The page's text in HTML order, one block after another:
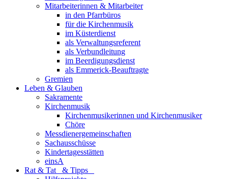
Mitarbeiterinnen & Mitarbeiter
in den Pfarrbüros
für die Kirchenmusik
im Küsterdienst
als Verwaltungsreferent
als Verbundleitung
im Beerdigungsdienst
als Emmerick-Beauftragte
Gremien
Leben & Glauben
Sakramente
Kirchenmusik
Kirchenmusikerinnen und Kirchenmusiker
Chöre
Messdienergemeinschaften
Sachausschüsse
Kindertagesstätten
einsA
Rat & Tat & Tipps